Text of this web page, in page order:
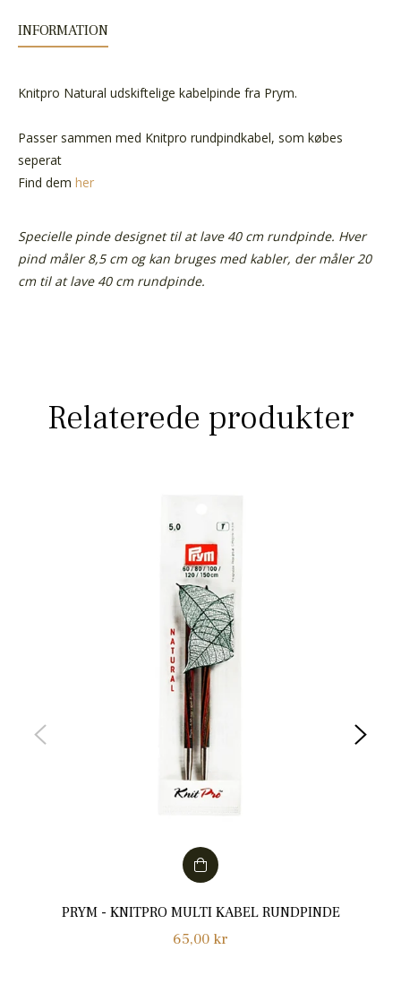
INFORMATION
Knitpro Natural udskiftelige kabelpinde fra Prym.
Passer sammen med Knitpro rundpindkabel, som købes
seperat
Find dem her
Specielle pinde designet til at lave 40 cm rundpinde. Hver
pind måler 8,5 cm og kan bruges med kabler, der måler 20
cm til at lave 40 cm rundpinde.
Relaterede produkter
PRYM - KNITPRO MULTI KABEL RUNDPINDE
Normalpris
65,00 kr